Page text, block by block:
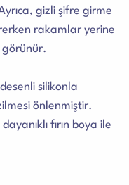
gizli şifre girme
rakamlar yerine
silikonla
önlenmiştir.
fırın boya ile